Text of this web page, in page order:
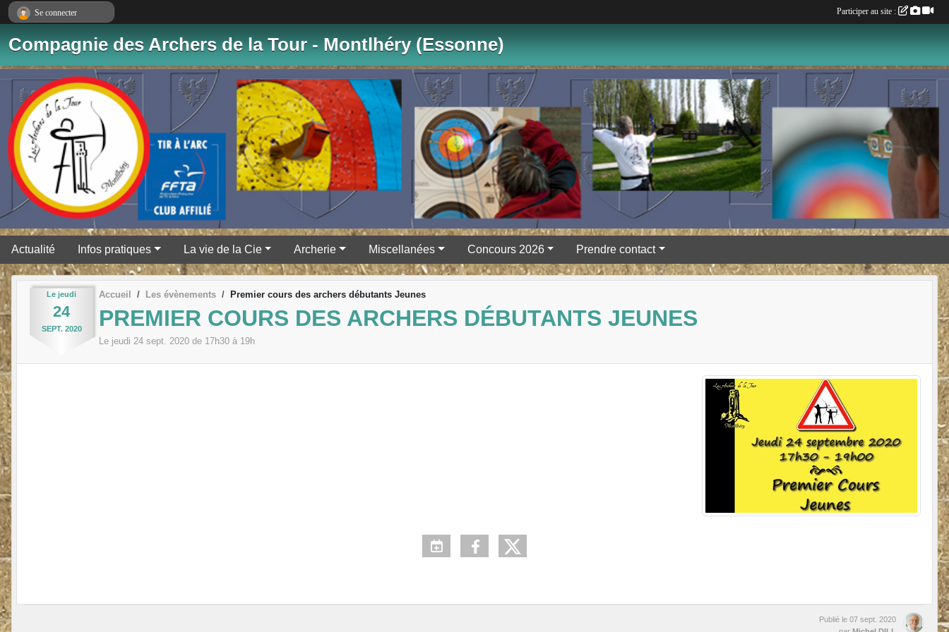
Compagnie des Archers de la Tour - Montlhéry (Essonne)
Actualité Infos pratiques La vie de la Cie Archerie Miscellanées Concours 2026 Prendre contact
Le jeudi
24
SEPT. 2020
Accueil Les évènements Premier cours des archers débutants Jeunes
PREMIER COURS DES ARCHERS DÉBUTANTS JEUNES
Le jeudi 24 sept. 2020 de 17h30 à 19h
Publié le 07 sept. 2020
Se connecter Participer au site :
Panneau de gestion des cookies